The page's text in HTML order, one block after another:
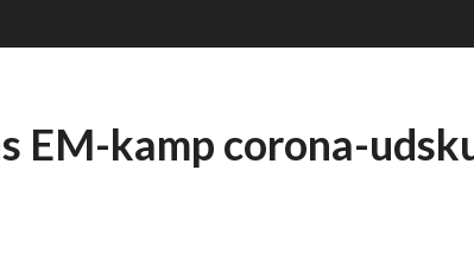
EM-kamp corona-